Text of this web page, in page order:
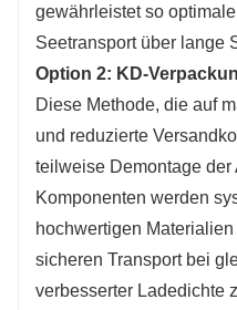
gewährleistet so
Seetransport über lange
Option 2: KD-
Diese Methode, die auf
und reduzierte
teilweise Demontage der
Komponenten werden
hochwertigen
sicheren Transport bei
verbesserter Ladedichte